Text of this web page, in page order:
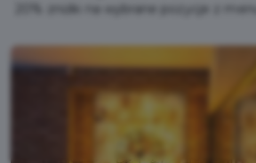
20% zniżki na wybrane pozycje z menu